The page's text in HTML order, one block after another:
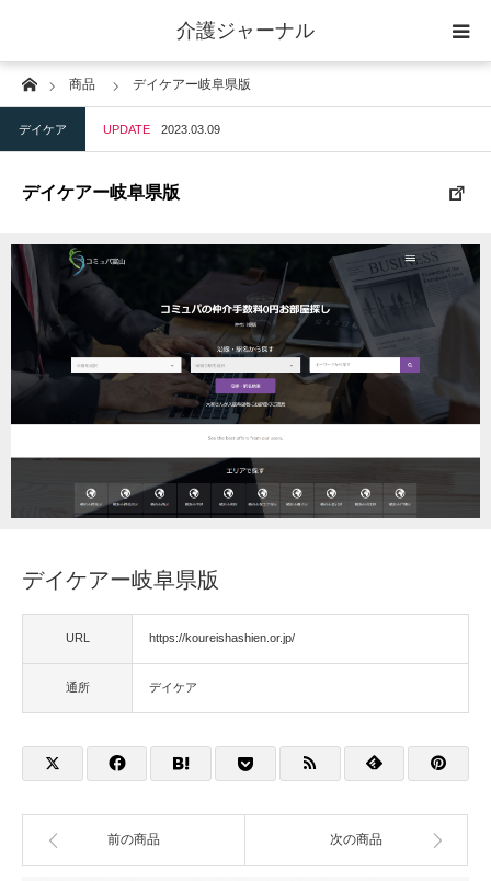
介護ジャーナル
Home商品 デイケアー岐阜県版
デイケア UPDATE 2023.03.09
デイケアー岐阜県版
デイケアー岐阜県版
URL https://koureishashien.or.jp/
通所 デイケア
前の商品 次の商品
ケアプラン作成
訪問
短期入所
訪問＋通い＋宿泊
施設
地域密着型小規模施設
住宅改修